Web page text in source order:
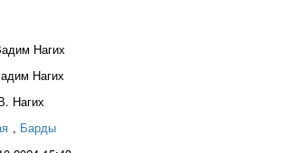
Нагих
Нагих
Нагих
, Барды